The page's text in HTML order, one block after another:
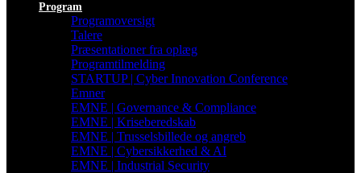
Program
Programoversigt
Talere
Præsentationer fra oplæg
Programtilmelding
STARTUP | Cyber Innovation Conference
Emner
EMNE | Governance & Compliance
EMNE | Kriseberedskab
EMNE | Trusselsbillede og angreb
EMNE | Cybersikkerhed & AI
EMNE | Industrial Security